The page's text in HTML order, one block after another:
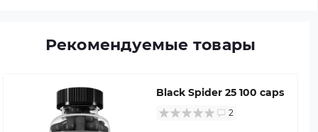
Рекомендуемые товары
Black Spider 25 100 caps
2